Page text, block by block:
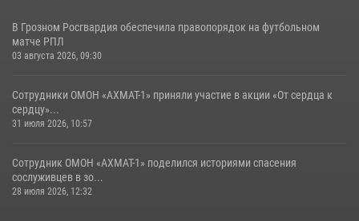
В Грозном Росгвардия обеспечила правопорядок на футбольном
матче РПЛ
03 августа 2026, 09:30
Сотрудники ОМОН «АХМАТ-1» приняли участие в акции «От сердца к
сердцу»...
31 июля 2026, 10:57
Сотрудник ОМОН «АХМАТ-1» поделился историями спасения
сослуживцев в зо...
28 июля 2026, 12:32